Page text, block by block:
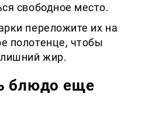
свободное место.
переложите их на
полотенце, чтобы
жир.
блюдо еще